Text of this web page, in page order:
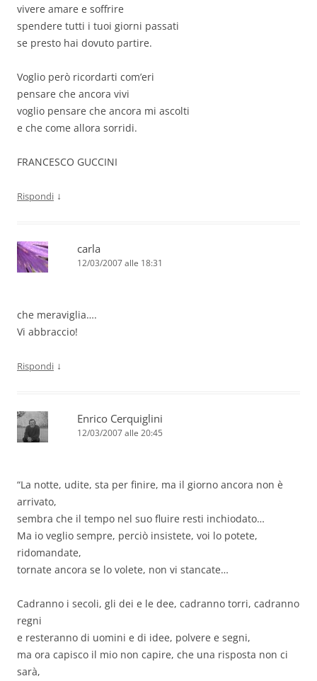
vivere amare e soffrire
spendere tutti i tuoi giorni passati
se presto hai dovuto partire.
Voglio però ricordarti com’eri
pensare che ancora vivi
voglio pensare che ancora mi ascolti
e che come allora sorridi.
FRANCESCO GUCCINI
Rispondi ↓
carla
12/03/2007 alle 18:31
che meraviglia….
Vi abbraccio!
Rispondi ↓
Enrico Cerquiglini
12/03/2007 alle 20:45
“La notte, udite, sta per finire, ma il giorno ancora non è
arrivato,
sembra che il tempo nel suo fluire resti inchiodato…
Ma io veglio sempre, perciò insistete, voi lo potete,
ridomandate,
tornate ancora se lo volete, non vi stancate…
Cadranno i secoli, gli dei e le dee, cadranno torri, cadranno
regni
e resteranno di uomini e di idee, polvere e segni,
ma ora capisco il mio non capire, che una risposta non ci
sarà,